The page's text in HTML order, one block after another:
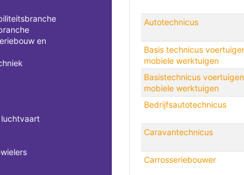
en
Autotechnicus
Basis technicus
mobiele werktuigen
Basistechnicus
mobiele werktuigen
Bedrijfsautotechnicus
Caravantechnicus
Carrosseriebouwer